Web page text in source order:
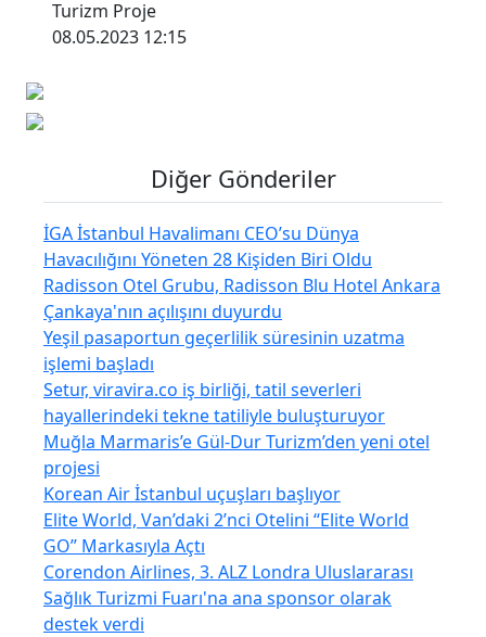
Turizm Proje
08.05.2023 12:15
Diğer Gönderiler
İGA İstanbul Havalimanı CEO’su Dünya
Havacılığını Yöneten 28 Kişiden Biri Oldu
Radisson Otel Grubu, Radisson Blu Hotel Ankara
Çankaya'nın açılışını duyurdu
Yeşil pasaportun geçerlilik süresinin uzatma
işlemi başladı
Setur, viravira.co iş birliği, tatil severleri
hayallerindeki tekne tatiliyle buluşturuyor
Muğla Marmaris’e Gül-Dur Turizm’den yeni otel
projesi
Korean Air İstanbul uçuşları başlıyor
Elite World, Van’daki 2’nci Otelini “Elite World
GO” Markasıyla Açtı
Corendon Airlines, 3. ALZ Londra Uluslararası
Sağlık Turizmi Fuarı'na ana sponsor olarak
destek verdi